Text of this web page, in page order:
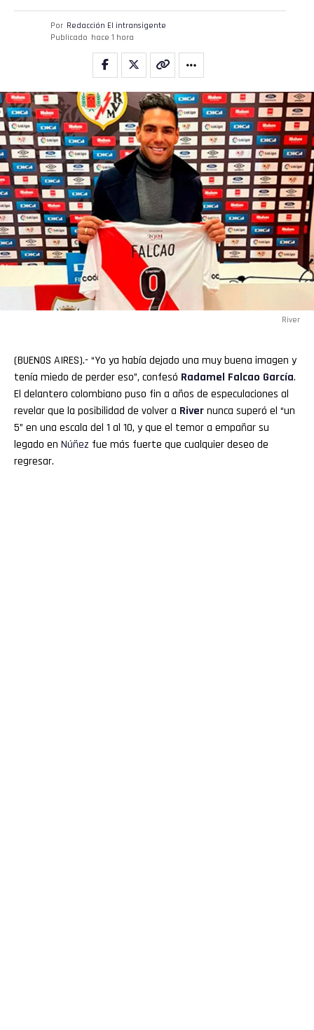
Por Redacción El intransigente
Publicado hace 1 hora
River
(BUENOS AIRES).- “Yo ya había dejado una muy buena imagen y
tenía miedo de perder eso”, confesó Radamel Falcao García.
El delantero colombiano puso fin a años de especulaciones al
revelar que la posibilidad de volver a Rivernunca superó el “un
5” en una escala del 1 al 10, y que el temor a empañar su
legado en Núñez fue más fuerte que cualquier deseo de
regresar.
Flipboard
Reddit
Pinterest
Whatsapp
Email